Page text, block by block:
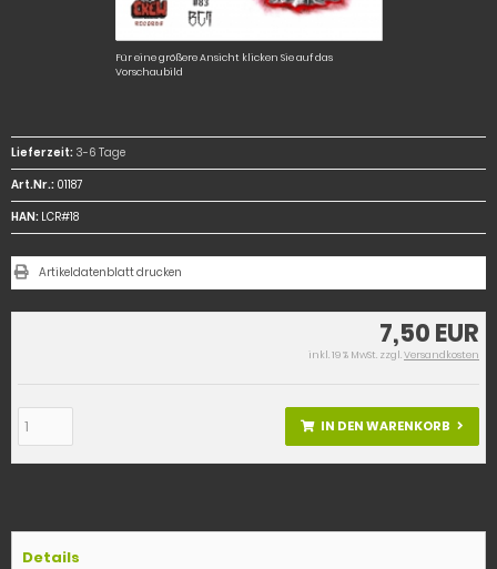
Für eine größere Ansicht klicken Sie auf das
Vorschaubild
7,50 EUR
inkl. 19 % MwSt. zzgl.Versandkosten
IN DEN WARENKORB
Lieferzeit: 3-6 Tage
Art.Nr.: 01187
HAN: LCR#18
Artikeldatenblatt drucken
Details